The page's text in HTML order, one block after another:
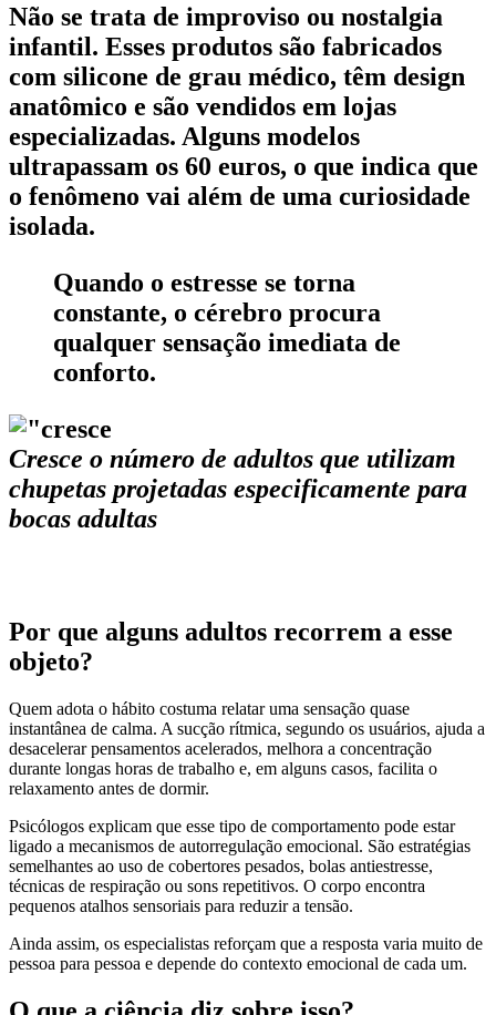
Não se trata de improviso ou nostalgia
infantil. Esses produtos são fabricados
com silicone de grau médico, têm design
anatômico e são vendidos em lojas
especializadas. Alguns modelos
ultrapassam os 60 euros, o que indica que
o fenômeno vai além de uma curiosidade
isolada.
Quando o estresse se torna
constante, o cérebro procura
qualquer sensação imediata de
conforto.
Cresce o número de adultos que utilizam
chupetas projetadas especificamente para
bocas adultas
Por que alguns adultos recorrem a esse
objeto?
Quem adota o hábito costuma relatar uma sensação quase
instantânea de calma. A sucção rítmica, segundo os usuários, ajuda a
desacelerar pensamentos acelerados, melhora a concentração
durante longas horas de trabalho e, em alguns casos, facilita o
relaxamento antes de dormir.
Psicólogos explicam que esse tipo de comportamento pode estar
ligado a mecanismos de autorregulação emocional. São estratégias
semelhantes ao uso de cobertores pesados, bolas antiestresse,
técnicas de respiração ou sons repetitivos. O corpo encontra
pequenos atalhos sensoriais para reduzir a tensão.
Ainda assim, os especialistas reforçam que a resposta varia muito de
pessoa para pessoa e depende do contexto emocional de cada um.